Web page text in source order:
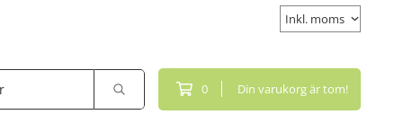
0 Din varukorg är tom!